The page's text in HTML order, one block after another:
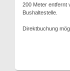
200 Meter entfernt
Bushaltestelle.
Direktbuchung